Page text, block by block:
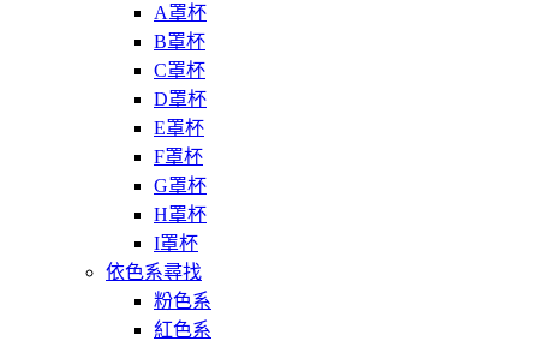
A罩杯
B罩杯
C罩杯
D罩杯
E罩杯
F罩杯
G罩杯
H罩杯
I罩杯
依色系尋找
粉色系
紅色系